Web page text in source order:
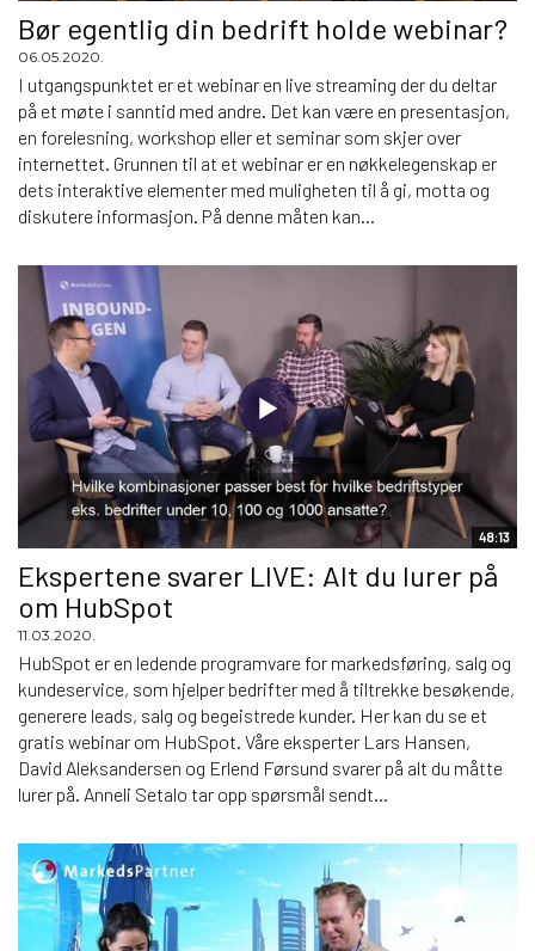
Bør egentlig din bedrift holde webinar?
06.05.2020.
I utgangspunktet er et webinar en live streaming der du deltar
på et møte i sanntid med andre. Det kan være en presentasjon,
en forelesning, workshop eller et seminar som skjer over
internettet. Grunnen til at et webinar er en nøkkelegenskap er
dets interaktive elementer med muligheten til å gi, motta og
diskutere informasjon. På denne måten kan...
48:13
Ekspertene svarer LIVE: Alt du lurer på
om HubSpot
11.03.2020.
HubSpot er en ledende programvare for markedsføring, salg og
kundeservice, som hjelper bedrifter med å tiltrekke besøkende,
generere leads, salg og begeistrede kunder. Her kan du se et
gratis webinar om HubSpot. Våre eksperter Lars Hansen,
David Aleksandersen og Erlend Førsund svarer på alt du måtte
lurer på. Anneli Setalo tar opp spørsmål sendt...